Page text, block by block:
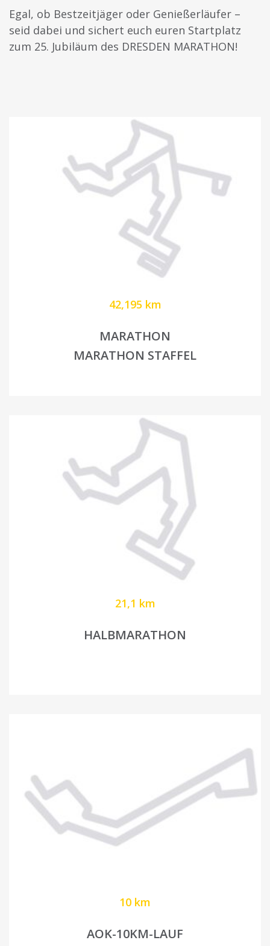
Egal, ob Bestzeitjäger oder Genießerläufer –
seid dabei und sichert euch euren Startplatz
zum 25. Jubiläum des DRESDEN MARATHON!
42,195 km
MARATHON
MARATHON STAFFEL
21,1 km
HALBMARATHON
10 km
AOK-10KM-LAUF